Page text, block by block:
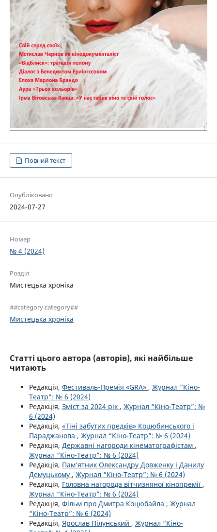
Повний текст
Опубліковано
2024-07-27
Номер
№ 4 (2024)
Розділ
Мистецька хроніка
##category.category##
Мистецька хроніка
Статті цього автора (авторів), які найбільше
читають
Редакція, Фестиваль-Премія «GRA» , Журнал “Кіно-
Театр”: № 6 (2024)
Редакція, Зміст за 2024 рік , Журнал “Кіно-Театр”: №
6 (2024)
Редакція, «Тіні забутих предків» Коцюбинського і
Параджанова , Журнал “Кіно-Театр”: № 6 (2024)
Редакція, Державні нагороди кінематографістам ,
Журнал “Кіно-Театр”: № 6 (2024)
Редакція, Пам’ятник Олександру Довженку і Данилу
Демуцькому , Журнал “Кіно-Театр”: № 6 (2024)
Редакція, Головна нагорода вітчизняної кінопремії ,
Журнал “Кіно-Театр”: № 6 (2024)
Редакція, Фільм про Дмитра Коцюбайла , Журнал
“Кіно-Театр”: № 6 (2024)
Редакція, Ярослав Пілунський , Журнал “Кіно-